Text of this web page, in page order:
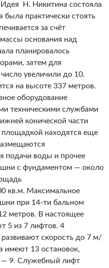
Н. Никитина состояла
практически стоять
за счёт
основания над
планировалось
затем для
увеличили до 10.
на высоте 337 метров.
оборудование
техническими службами
конической части
находятся еще
подачи воды и прочее
с фундаментом — около
кв.м. Максимальное
при 14-ти бальном
метров. В настоящее
5 из 7 лифтов. 4
скорость до 7 м/
имеют 13 остановок,
— 9. Служебный лифт